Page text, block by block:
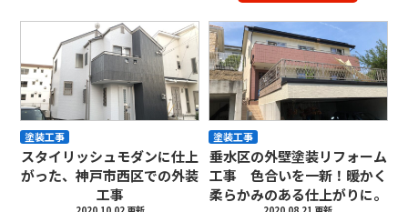
スタイリッシュモダンに仕上
がった、神戸市西区での外装
工事
塗装工事
垂水区の外壁塗装リフォーム
工事 色合いを一新！暖かく
柔らかみのある仕上がりに。
塗装工事